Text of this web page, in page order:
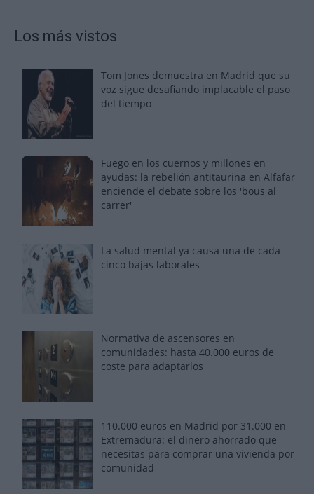
Los más vistos
Tom Jones demuestra en Madrid que su
voz sigue desafiando implacable el paso
del tiempo
Fuego en los cuernos y millones en
ayudas: la rebelión antitaurina en Alfafar
enciende el debate sobre los 'bous al
carrer'
La salud mental ya causa una de cada
cinco bajas laborales
Normativa de ascensores en
comunidades: hasta 40.000 euros de
coste para adaptarlos
110.000 euros en Madrid por 31.000 en
Extremadura: el dinero ahorrado que
necesitas para comprar una vivienda por
comunidad